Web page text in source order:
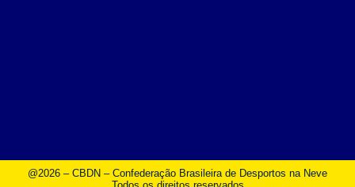
@2026 – CBDN – Confederação Brasileira de Desportos na Neve